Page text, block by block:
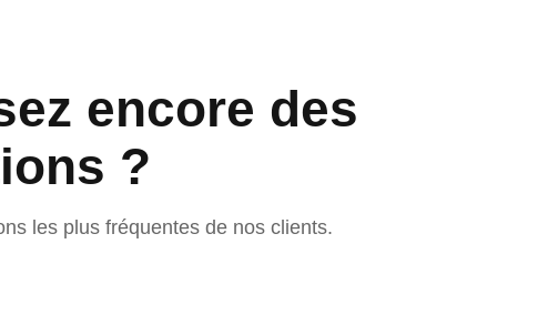
encore des
?
les plus fréquentes de nos clients.